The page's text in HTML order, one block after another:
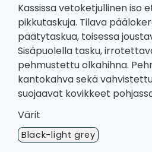
Kassissa vetoketjullinen iso
pikkutaskuja. Tilava
päätytaskua, toisessa
Sisäpuolella tasku,
pehmustettu olkahihna.
kantokahva sekä
suojaavat kovikkeet
Värit
Black-light grey